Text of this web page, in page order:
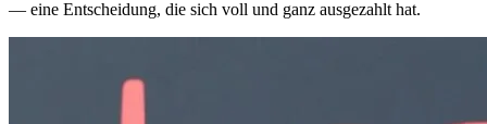
— eine Entscheidung, die sich voll und ganz ausgezahlt hat.